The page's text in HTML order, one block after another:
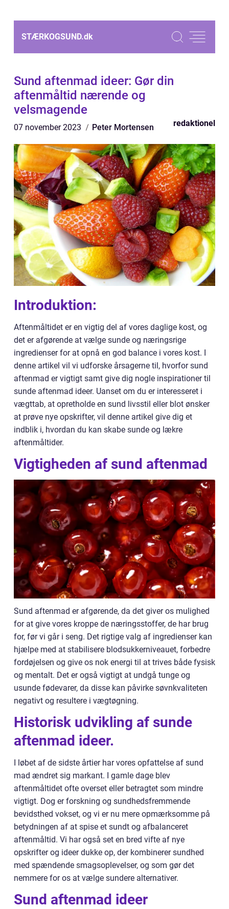
STÆRKOGSUND.dk
Sund aftenmad ideer: Gør din
aftenmåltid nærende og
velsmagende
07 november 2023 Peter Mortensen redaktionel
Introduktion:
Aftenmåltidet er en vigtig del af vores daglige kost, og
det er afgørende at vælge sunde og næringsrige
ingredienser for at opnå en god balance i vores kost. I
denne artikel vil vi udforske årsagerne til, hvorfor sund
aftenmad er vigtigt samt give dig nogle inspirationer til
sunde aftenmad ideer. Uanset om du er interesseret i
vægttab, at opretholde en sund livsstil eller blot ønsker
at prøve nye opskrifter, vil denne artikel give dig et
indblik i, hvordan du kan skabe sunde og lækre
aftenmåltider.
Vigtigheden af sund aftenmad
Sund aftenmad er afgørende, da det giver os mulighed
for at give vores kroppe de næringsstoffer, de har brug
for, før vi går i seng. Det rigtige valg af ingredienser kan
hjælpe med at stabilisere blodsukkerniveauet, forbedre
fordøjelsen og give os nok energi til at trives både fysisk
og mentalt. Det er også vigtigt at undgå tunge og
usunde fødevarer, da disse kan påvirke søvnkvaliteten
negativt og resultere i vægtøgning.
Historisk udvikling af sunde
aftenmad ideer.
I løbet af de sidste årtier har vores opfattelse af sund
mad ændret sig markant. I gamle dage blev
aftenmåltidet ofte overset eller betragtet som mindre
vigtigt. Dog er forskning og sundhedsfremmende
bevidsthed vokset, og vi er nu mere opmærksomme på
betydningen af at spise et sundt og afbalanceret
aftenmåltid. Vi har også set en bred vifte af nye
opskrifter og ideer dukke op, der kombinerer sundhed
med spændende smagsoplevelser, og som gør det
nemmere for os at vælge sundere alternativer.
Sund aftenmad ideer